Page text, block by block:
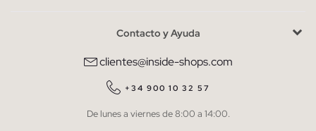
He leído y entiendo lapolítica de privacidad
QUIERO SUSCRIBIRME
* Puedes cancelar la suscripción en cualquier momento.
Contacto y Ayuda
clientes@inside-shops.com
+34 900 10 32 57
De lunes a viernes de 8:00 a 14:00.